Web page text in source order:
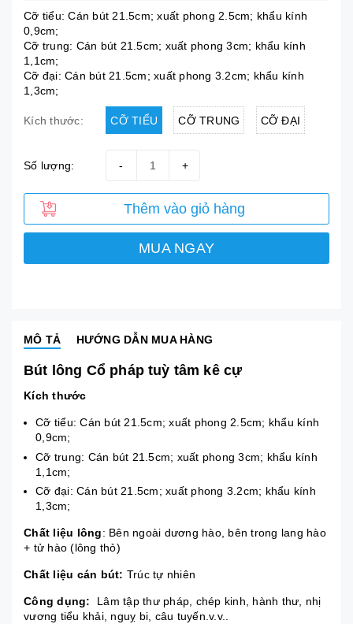
Cỡ tiểu: Cán bút 21.5cm; xuất phong 2.5cm; khẩu kính
0,9cm;
Cỡ trung: Cán bút 21.5cm; xuất phong 3cm; khẩu kính
1,1cm;
Cỡ đại: Cán bút 21.5cm; xuất phong 3.2cm; khẩu kính
1,3cm;
Kích thước: CỠ TIỂU CỠ TRUNG CỠ ĐẠI
Số lượng: +
-
Thêm vào giỏ hàng
MUA NGAY
MÔ TẢ HƯỚNG DẪN MUA HÀNG
Bút lông Cổ pháp tuỳ tâm kê cự
Kích thước
Cỡ tiểu: Cán bút 21.5cm; xuất phong 2.5cm; khẩu kính
0,9cm;
Cỡ trung: Cán bút 21.5cm; xuất phong 3cm; khẩu kính
1,1cm;
Cỡ đại: Cán bút 21.5cm; xuất phong 3.2cm; khẩu kính
1,3cm;
Chất liệu lông: Bên ngoài dương hào, bên trong lang hào
+ tử hào (lông thỏ)
Chất liệu cán bút: Trúc tự nhiên
Công dụng:
Lâm tập thư pháp, chép kinh, hành thư, nhị
vương tiểu khải, nguỵ bi, câu tuyến.v.v..